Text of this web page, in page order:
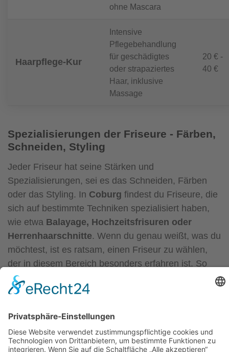
ohne Mascara
Haarpflege-Kur
Intensive
Pflegebehandlung
für geschädigtes
oder strapaziertes
Haar, inklusive
Massage
20 € -
40 €
Spezialisierungen der Friseure - Färben,
Schneiden, Styling
Jeder Friseur hat seine Stärken und
Spezialisierungen, sei es das Schneiden, Färben
oder das Styling. In Coburg findest du Friseure, die
sich auf bestimmte Techniken spezialisiert haben,
wie etwa Balayage, Hochzeitsfrisuren oder
Herrenhaarschnitte. Wenn du genau weißt, was du
möchtest, ist es ratsam, einen Friseur zu wählen,
der in diesem Bereich besonders erfahren ist. So
kannst du sicher sein, dass das Ergebnis perfekt
wird und deine Erwartungen erfüllt.
Preis-Leistungs-Verhältnis - Qualität zu
fairen Preisen